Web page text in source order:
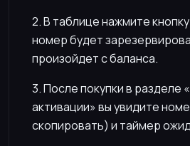
2. В таблице нажмите
номер будет
произойдет с баланса.
3. После покупки в разделе
активации» вы увидите
скопировать) и таймер